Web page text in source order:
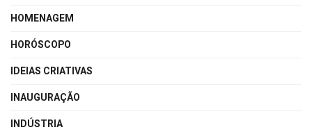
HOMENAGEM
HORÓSCOPO
IDEIAS CRIATIVAS
INAUGURAÇÃO
INDÚSTRIA